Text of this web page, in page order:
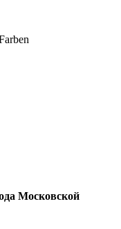
Московской